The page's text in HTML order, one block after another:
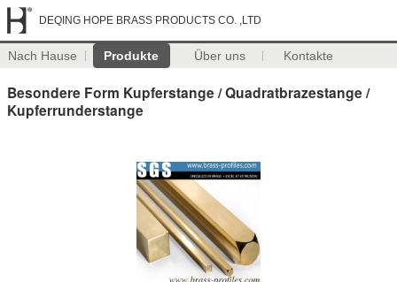
DEQING HOPE BRASS PRODUCTS CO. ,LTD
Nach Hause Produkte Über uns Kontakte
Besondere Form Kupferstange / Quadratbrazestange /
Kupferrunderstange